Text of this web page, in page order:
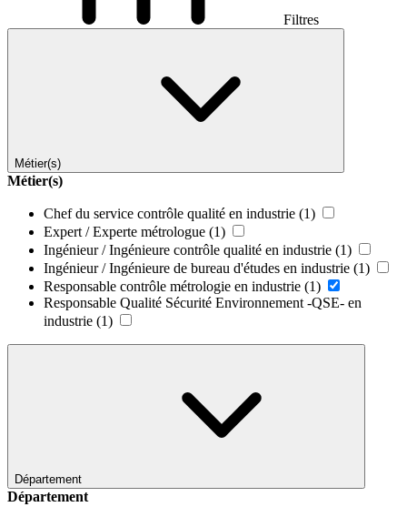
Filtres
Métier(s)
Métier(s)
Chef du service contrôle qualité en industrie (1)
Expert / Experte métrologue (1)
Ingénieur / Ingénieure contrôle qualité en industrie (1)
Ingénieur / Ingénieure de bureau d'études en industrie (1)
Responsable contrôle métrologie en industrie (1)
Responsable Qualité Sécurité Environnement -QSE- en
industrie (1)
Département
Département